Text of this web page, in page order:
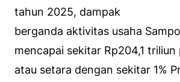
tahun 2025, dampak
berganda aktivitas usaha
mencapai sekitar Rp204,1 triliun
atau setara dengan sekitar 1%